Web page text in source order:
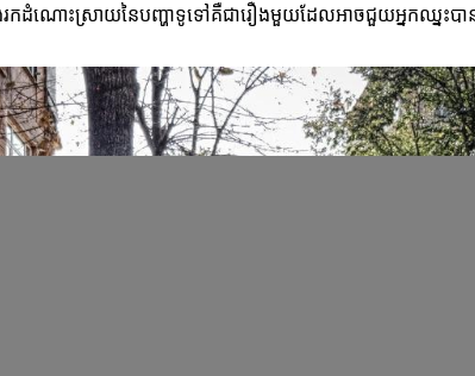
ងរកដំណោះស្រាយនៃបញ្ហាទូទៅគឺជារឿងមួយដែលអាចជួយអ្នកឈ្នះបា